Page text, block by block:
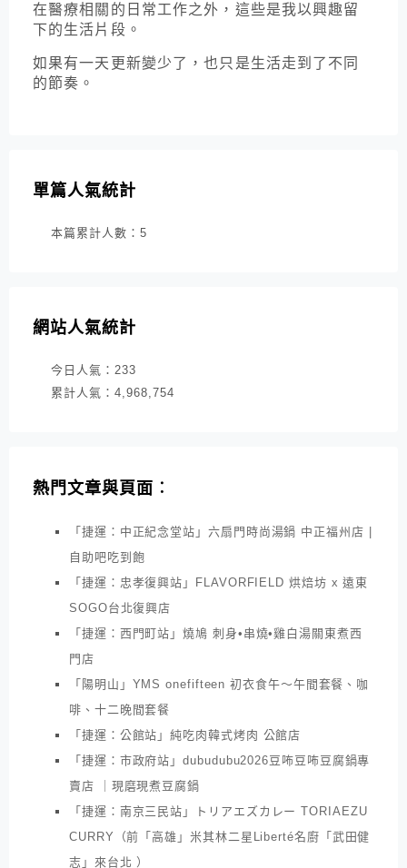
在醫療相關的日常工作之外，這些是我以興趣留
下的生活片段。
如果有一天更新變少了，也只是生活走到了不同
的節奏。
單篇人氣統計
本篇累計人數： 5
網站人氣統計
今日人氣： 233
累計人氣： 4,968,754
熱門文章與頁面︰
「捷運：中正紀念堂站」六扇門時尚湯鍋 中正福州店 |
自助吧吃到飽
「捷運：忠孝復興站」FLAVORFIELD 烘焙坊 x 遠東
SOGO台北復興店
「捷運：西門町站」燒鳩 刺身•串燒•雞白湯關東煮西
門店
「陽明山」YMS onefifteen 初衣食午～午間套餐、咖
啡、十二晚間套餐
「捷運：公館站」純吃肉韓式烤肉 公館店
「捷運：市政府站」dubudubu2026豆咘豆咘豆腐鍋專
賣店 ｜現磨現煮豆腐鍋
「捷運：南京三民站」トリアエズカレー TORIAEZU
CURRY（前「高雄」米其林二星Liberté名廚「武田健
志」來台北 ）